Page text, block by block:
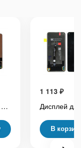
Дисплей для Huawei P Smart Z/Y9s/Y9 Prime 2019/Honor 9X (STK-LX1/STK-L21) в сборе с тачскрином Черный - OR (Full HD, 300 Кд/м², 60 Гц)
1 113 ₽
В